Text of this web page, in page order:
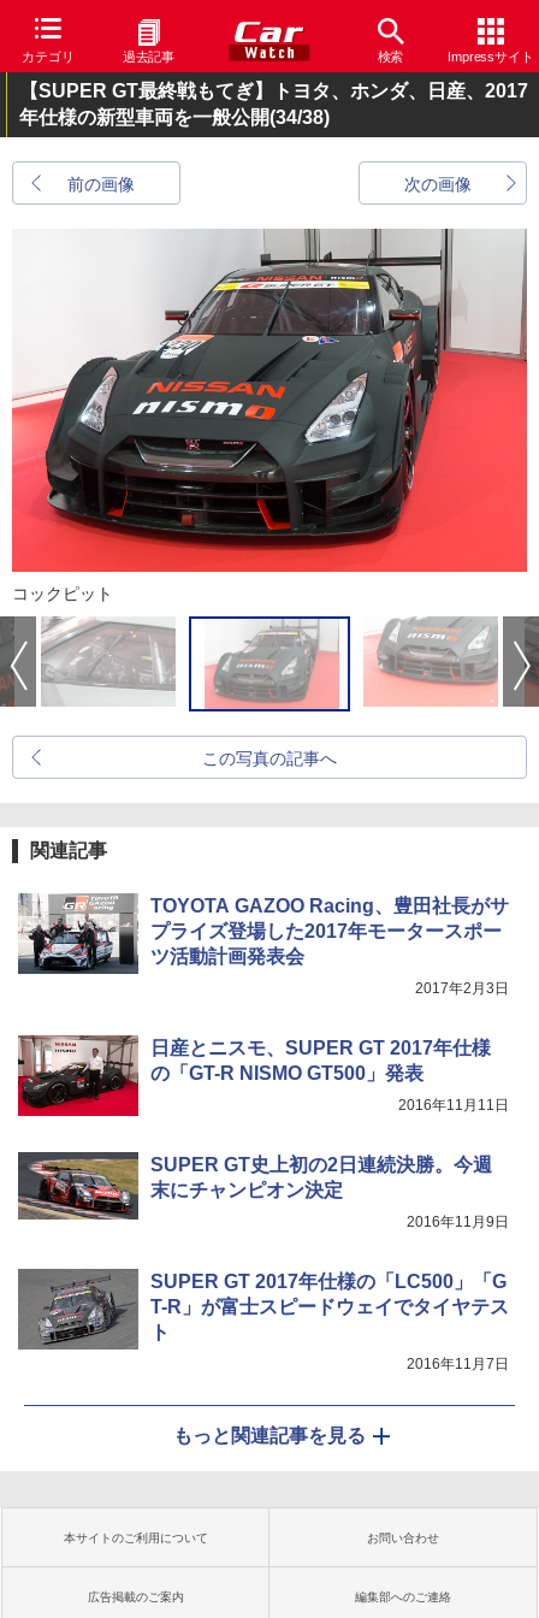
カテゴリ 過去記事 検索 Impressサイト
【SUPER GT最終戦もてぎ】トヨタ、ホンダ、日産、2017
年仕様の新型車両を一般公開(34/38)
前の画像 次の画像
コックピット
この写真の記事へ
関連記事
TOYOTA GAZOO Racing、豊田社長がサ
プライズ登場した2017年モータースポー
ツ活動計画発表会
2017年2月3日
日産とニスモ、SUPER GT 2017年仕様
の「GT-R NISMO GT500」発表
2016年11月11日
SUPER GT史上初の2日連続決勝。今週
末にチャンピオン決定
2016年11月9日
SUPER GT 2017年仕様の「LC500」「G
T-R」が富士スピードウェイでタイヤテス
ト
2016年11月7日
もっと関連記事を見る
本サイトのご利用について お問い合わせ
広告掲載のご案内 編集部へのご連絡